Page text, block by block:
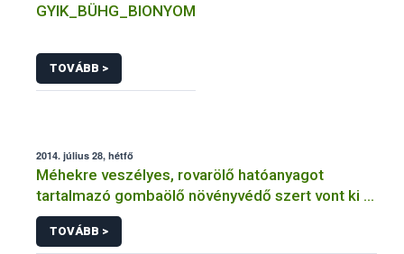
GYIK_BÜHG_BIONYOM
TOVÁBB >
2014. július 28, hétfő
Méhekre veszélyes, rovarölő hatóanyagot
tartalmazó gombaölő növényvédő szert vont ki a
forgalomból a NÉBIH
TOVÁBB >